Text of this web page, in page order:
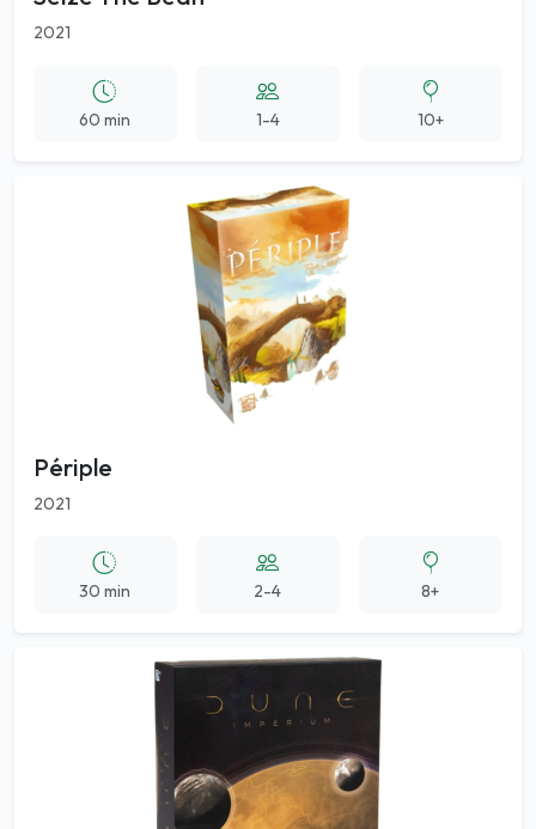
2021
60 min 1-4 10+
Périple
2021
30 min 2-4 8+